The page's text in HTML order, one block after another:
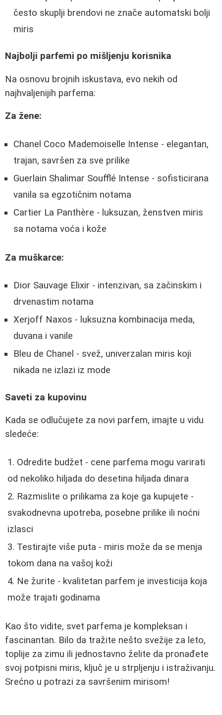
često skuplji brendovi ne znače automatski bolji
miris
Najbolji parfemi po mišljenju korisnika
Na osnovu brojnih iskustava, evo nekih od
najhvaljenijih parfema:
Za žene:
Chanel Coco Mademoiselle Intense - elegantan,
trajan, savršen za sve prilike
Guerlain Shalimar Soufflé Intense - sofisticirana
vanila sa egzotičnim notama
Cartier La Panthère - luksuzan, ženstven miris
sa notama voća i kože
Za muškarce:
Dior Sauvage Elixir - intenzivan, sa začinskim i
drvenastim notama
Xerjoff Naxos - luksuzna kombinacija meda,
duvana i vanile
Bleu de Chanel - svež, univerzalan miris koji
nikada ne izlazi iz mode
Saveti za kupovinu
Kada se odlučujete za novi parfem, imajte u vidu
sledeće:
Odredite budžet - cene parfema mogu varirati
od nekoliko hiljada do desetina hiljada dinara
Razmislite o prilikama za koje ga kupujete -
svakodnevna upotreba, posebne prilike ili noćni
izlasci
Testirajte više puta - miris može da se menja
tokom dana na vašoj koži
Ne žurite - kvalitetan parfem je investicija koja
može trajati godinama
Kao što vidite, svet parfema je kompleksan i
fascinantan. Bilo da tražite nešto svežije za leto,
toplije za zimu ili jednostavno želite da pronađete
svoj potpisni miris, ključ je u strpljenju i istraživanju.
Srećno u potrazi za savršenim mirisom!